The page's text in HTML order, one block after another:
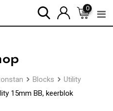
0
Blocks
Utility
15mm BB, keerblok